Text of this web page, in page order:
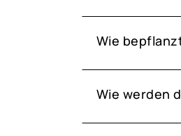
Wie
Wie werden